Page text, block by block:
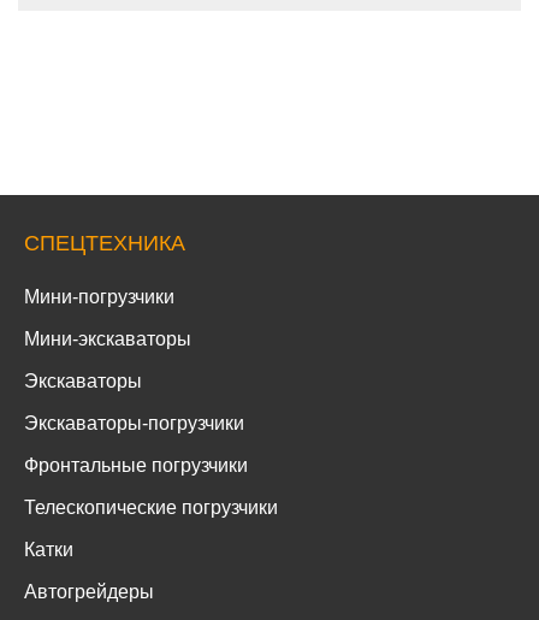
СПЕЦТЕХНИКА
Мини-погрузчики
Мини-экскаваторы
Экскаваторы
Экскаваторы-погрузчики
Фронтальные погрузчики
Телескопические погрузчики
Катки
Автогрейдеры